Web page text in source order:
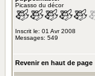
Picasso du décor
Inscrit le: 01 Avr 2008
Messages: 549
Revenir en haut de page